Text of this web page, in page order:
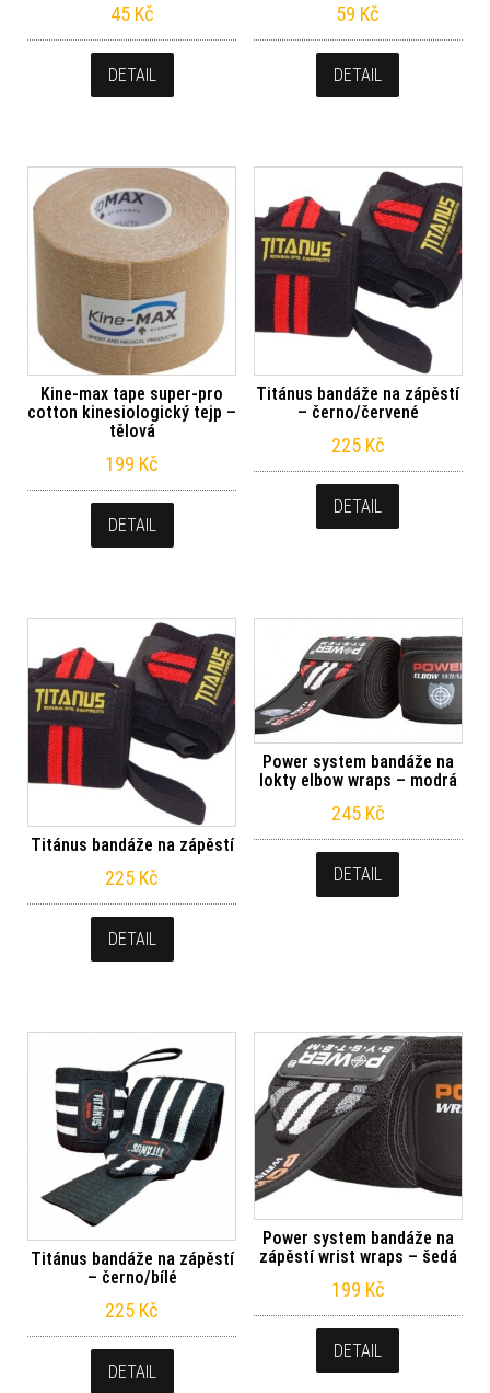
45 Kč
DETAIL
59 Kč
DETAIL
Kine-max tape super-pro
cotton kinesiologický tejp –
tělová
199 Kč
DETAIL
Titánus bandáže na zápěstí
– černo/červené
225 Kč
DETAIL
Titánus bandáže na zápěstí
225 Kč
DETAIL
Power system bandáže na
lokty elbow wraps – modrá
245 Kč
DETAIL
Titánus bandáže na zápěstí
– černo/bílé
225 Kč
DETAIL
Power system bandáže na
zápěstí wrist wraps – šedá
199 Kč
DETAIL